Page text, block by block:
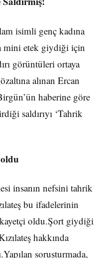
isimli genç kadına
mini etek giydiği için
görüntüleri ortaya
alınan Ercan
haberine göre
saldırıyı ‘Tahrik
insanın nefsini tahrik
bu ifadelerinin
oldu.Şort giydiği
hakkında
soruşturmada,